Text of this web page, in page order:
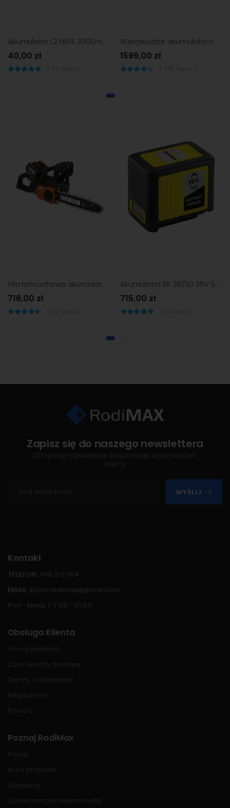
Akumulator L2 HR14 3000mAh 2 szt. LEXMAN
40,00 zł
Wertykulator akumulatorowy 18V 2x4AH 35 cm Ryobi
1599,00 zł
Piła łańcuchowa akumulatorowa WG381E Worx
718,00 zł
Akumulator BP 36/50 36V 5.0Ah KARCHER
715,00 zł
Zapisz się do naszego newslettera
WYŚLIJ
Kontakt
TELEFON:
EMAIL:
Obsługa Klienta
Poznaj RodiMax